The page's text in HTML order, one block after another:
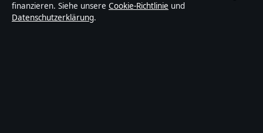
finanzieren. Siehe unsere Cookie-Richtlinie und
Datenschutzerklärung.